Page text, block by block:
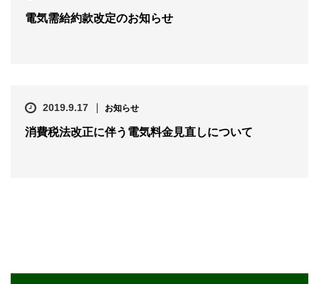
電気需給約款改定のお知らせ
2019.9.17 お知らせ
消費税法改正に伴う電気料金見直しについて